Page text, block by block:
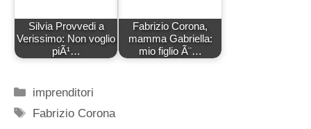
Silvia Provvedi a
Verissimo: Non voglio
piÃ¹…
Fabrizio Corona,
mamma Gabriella:
mio figlio Ã¨…
Categorie
imprenditori
Tag
Fabrizio Corona